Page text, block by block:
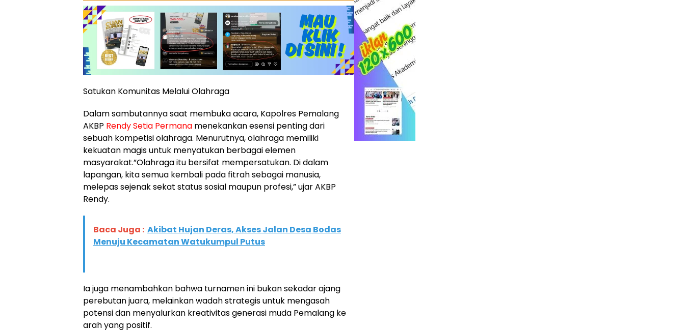
​Satukan Komunitas Melalui Olahraga
​Dalam sambutannya saat membuka acara, Kapolres Pemalang
AKBP Rendy Setia Permana menekankan esensi penting dari
sebuah kompetisi olahraga. Menurutnya, olahraga memiliki
kekuatan magis untuk menyatukan berbagai elemen
masyarakat.”Olahraga itu bersifat mempersatukan. Di dalam
lapangan, kita semua kembali pada fitrah sebagai manusia,
melepas sejenak sekat status sosial maupun profesi,” ujar AKBP
Rendy.
Baca Juga : Akibat Hujan Deras, Akses Jalan Desa Bodas
Menuju Kecamatan Watukumpul Putus
​Ia juga menambahkan bahwa turnamen ini bukan sekadar ajang
perebutan juara, melainkan wadah strategis untuk mengasah
potensi dan menyalurkan kreativitas generasi muda Pemalang ke
arah yang positif.